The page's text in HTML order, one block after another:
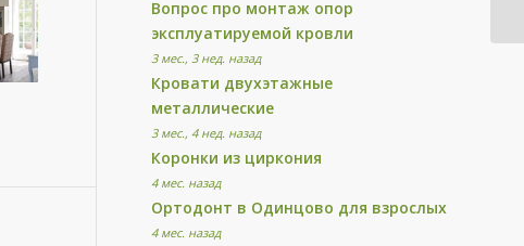
Вопрос про монтаж опор
эксплуатируемой кровли
3 мес., 3 нед. назад
Кровати двухэтажные
металлические
3 мес., 4 нед. назад
Коронки из циркония
4 мес. назад
Ортодонт в Одинцово для взрослых
4 мес. назад